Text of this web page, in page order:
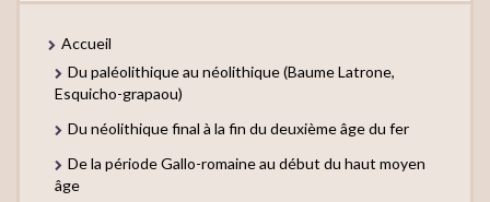
Accueil
Du paléolithique au néolithique (Baume Latrone,
Esquicho-grapaou)
Du néolithique final à la fin du deuxième âge du fer
De la période Gallo-romaine au début du haut moyen
âge